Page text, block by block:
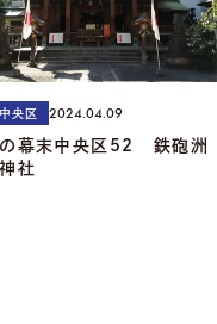
央区 2024.04.09
幕末中央区52 鉄砲洲
社